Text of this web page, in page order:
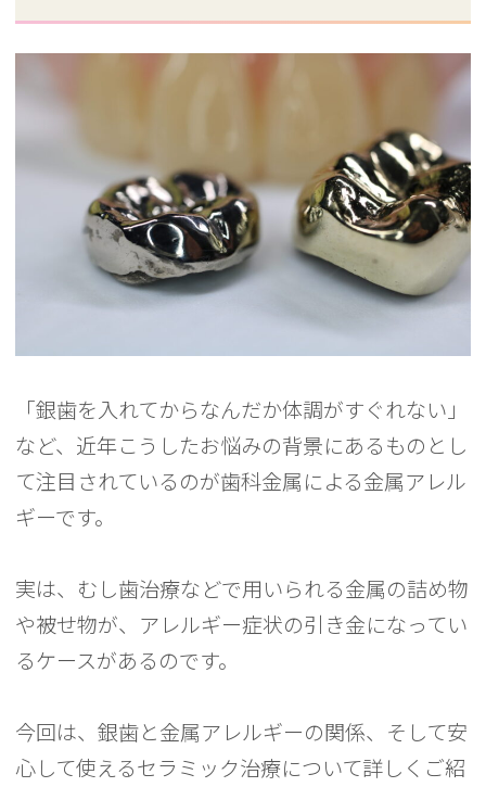
「銀歯を入れてからなんだか体調がすぐれない」
など、近年こうしたお悩みの背景にあるものとし
て注目されているのが歯科金属による金属アレル
ギーです。
実は、むし歯治療などで用いられる金属の詰め物
や被せ物が、アレルギー症状の引き金になってい
るケースがあるのです。
今回は、銀歯と金属アレルギーの関係、そして安
心して使えるセラミック治療について詳しくご紹